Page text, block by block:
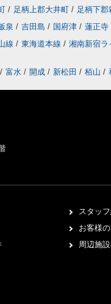
/ 足柄上郡大井町 / 足柄下郡
泉 / 吉田島 / 国府津 / 蓮正寺
線 / 東海道本線 / 湘南新宿ラ
/ 富水 / 開成 / 新松田 / 栢山 /
スタッ
お客様
周辺施